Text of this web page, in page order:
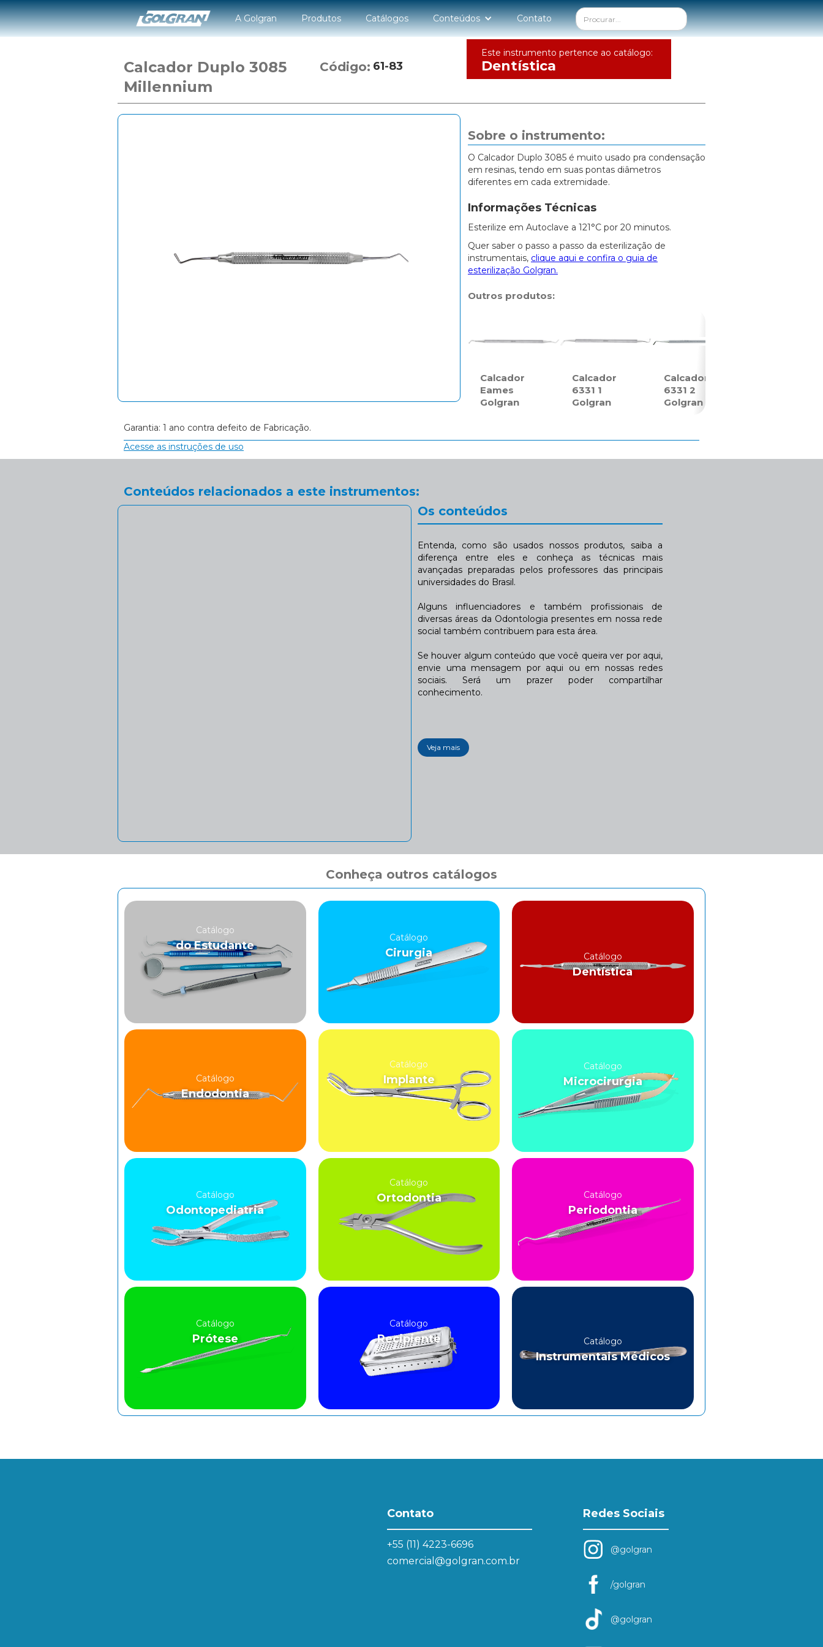
A Golgran Produtos Catálogos Conteúdos Contato
Calcador Duplo 3085
Millennium
Código: 61-83
Este instrumento pertence ao catálogo:
Dentística
Sobre o instrumento:
O Calcador Duplo 3085 é muito usado pra condensação
em resinas, tendo em suas pontas diâmetros
diferentes em cada extremidade.
Informações Técnicas
Esterilize em Autoclave a 121°C por 20 minutos.
Quer saber o passo a passo da esterilização de
instrumentais, clique aqui e confira o guia de
esterilização Golgran.
Outros produtos:
Calcador
Eames
Golgran
Calcador
6331 1
Golgran
Calcador
6331 2
Golgran
Garantia: 1 ano contra defeito de Fabricação.
Acesse as instruções de uso
Conteúdos relacionados a este instrumentos:
Os conteúdos
Entenda, como são usados nossos produtos, saiba a
diferença entre eles e conheça as técnicas mais
avançadas preparadas pelos professores das principais
universidades do Brasil.
Alguns influenciadores e também profissionais de
diversas áreas da Odontologia presentes em nossa rede
social também contribuem para esta área.
Se houver algum conteúdo que você queira ver por aqui,
envie uma mensagem por aqui ou em nossas redes
sociais. Será um prazer poder compartilhar
conhecimento.
Veja mais
Conheça outros catálogos
Catálogo
do Estudante
Catálogo
Cirurgia Catálogo
Dentística
Catálogo
Endodontia
Catálogo
Implante
Catálogo
Microcirurgia
Catálogo
Odontopediatria
Catálogo
Ortodontia Catálogo
Periodontia
Catálogo
Prótese
Catálogo
Recipiente Catálogo
Instrumentais Médicos
Contato
+55 (11) 4223-6696
comercial@golgran.com.br
Redes Sociais
@golgran
/golgran
@golgran